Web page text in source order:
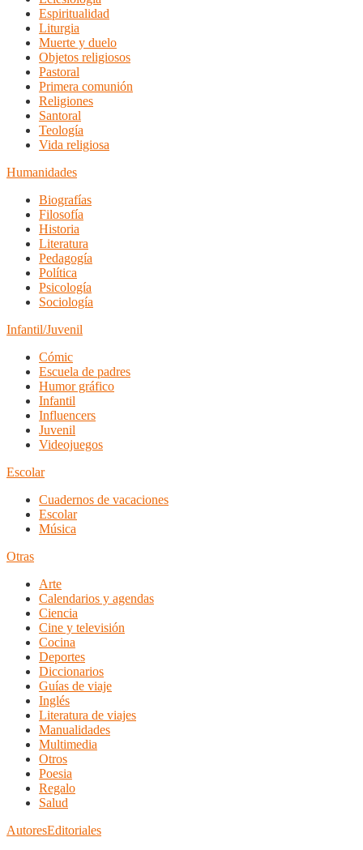
Espiritualidad
Liturgia
Muerte y duelo
Objetos religiosos
Pastoral
Primera comunión
Religiones
Santoral
Teología
Vida religiosa
Humanidades
Biografías
Filosofía
Historia
Literatura
Pedagogía
Política
Psicología
Sociología
Infantil/Juvenil
Cómic
Escuela de padres
Humor gráfico
Infantil
Influencers
Juvenil
Videojuegos
Escolar
Cuadernos de vacaciones
Escolar
Música
Otras
Arte
Calendarios y agendas
Ciencia
Cine y televisión
Cocina
Deportes
Diccionarios
Guías de viaje
Inglés
Literatura de viajes
Manualidades
Multimedia
Otros
Poesia
Regalo
Salud
AutoresEditoriales